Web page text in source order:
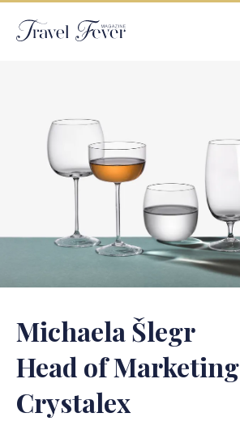
Michaela Šlegr
Head of Marketing
Crystalex